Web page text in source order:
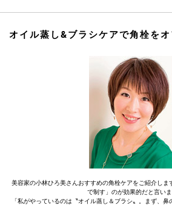
オイル蒸し&ブラシケアで角栓をオ
美容家の小林ひろ美さんおすすめの角栓ケアをご紹介しま
で制す」のが効果的だと言いま
「私がやっているのは〝オイル蒸し＆ブラシ〟。まず、